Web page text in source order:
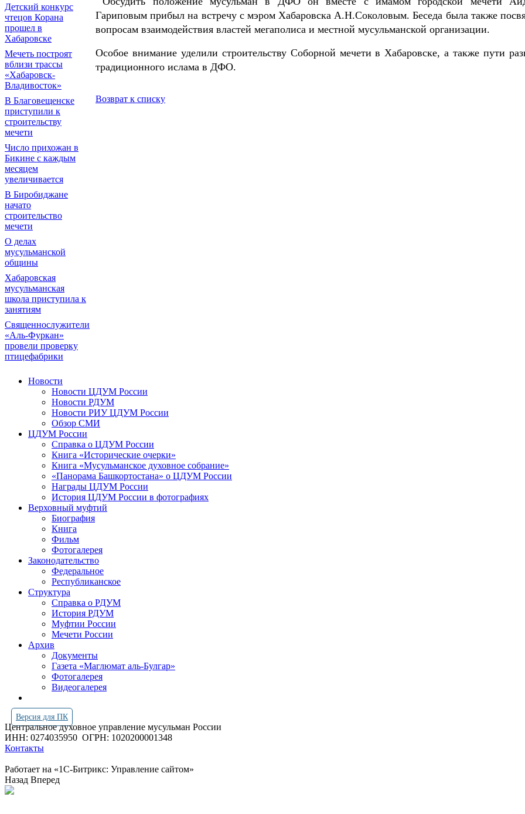
Детский конкурс
чтецов Корана
прошел в
Хабаровске
Мечеть построят
вблизи трассы
«Хабаровск-
Владивосток»
В Благовещенске
приступили к
строительству
мечети
Число прихожан в
Бикине с каждым
месяцем
увеличивается
В Биробиджане
начато
строительство
мечети
О делах
мусульманской
общины
Хабаровская
мусульманская
школа приступила к
занятиям
Священнослужители
«Аль-Фуркан»
провели проверку
птицефабрики
Гариповым прибыл на встречу с мэром Хабаровска А.Н.Соколовым. Беседа была также
вопросам взаимодействия властей мегаполиса и местной мусульманской организации.
Особое внимание уделили строительству Соборной мечети в Хабаровске, а также пути
традиционного ислама в ДФО.
Возврат к списку
Новости
Новости ЦДУМ России
Новости РДУМ
Новости РИУ ЦДУМ России
Обзор СМИ
ЦДУМ России
Справка о ЦДУМ России
Книга «Исторические очерки»
Книга «Мусульманское духовное собрание»
«Панорама Башкортостана» о ЦДУМ России
Награды ЦДУМ России
История ЦДУМ России в фотографиях
Верховный муфтий
Биография
Книга
Фильм
Фотогалерея
Законодательство
Федеральное
Республиканское
Структура
Справка о РДУМ
История РДУМ
Муфтии России
Мечети России
Архив
Документы
Газета «Маглюмат аль-Булгар»
Фотогалерея
Видеогалерея
Версия для ПК
Центральное духовное управление мусульман России
ИНН: 0274035950 ОГРН: 1020200001348
Контакты
Работает на «1С-Битрикс: Управление сайтом»
Назад Вперед